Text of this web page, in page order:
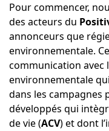
Pour commencer,
des acteurs du
annonceurs que
environnementale.
communication avec
environnementale
dans les campagnes
développés qui
de vie (ACV) et dont